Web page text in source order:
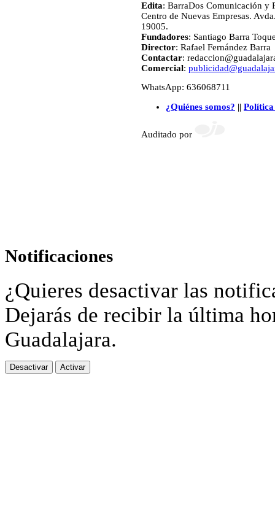
Edita: BarraDos Comunicación y
Centro de Nuevas Empresas.
19005.
Fundadores: Santiago Barra
Director: Rafael Fernández Barra
Contactar:
Comercial:
WhatsApp: 636068711
¿Quiénes somos? || Política
Auditado por
Notificaciones
¿Quieres desactivar las
Dejarás de recibir la última
Guadalajara.
Desactivar Activar